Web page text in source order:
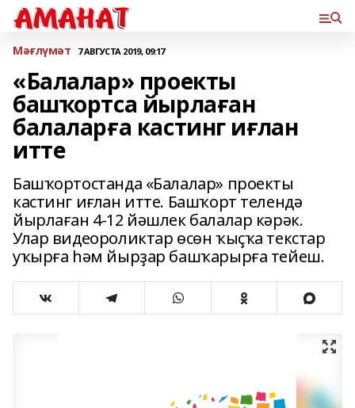
Мәғлүмәт 7 АВГУСТА 2019, 09:17
«Балалар» проекты
башҡортса йырлаған
балаларға кастинг иғлан
итте
Башҡортостанда «Балалар» проекты
кастинг иғлан итте. Башҡорт телендә
йырлаған 4-12 йәшлек балалар кәрәк.
Улар видеороликтар өсөн ҡыҫҡа текстар
уҡырға һәм йырҙар башҡарырға тейеш.